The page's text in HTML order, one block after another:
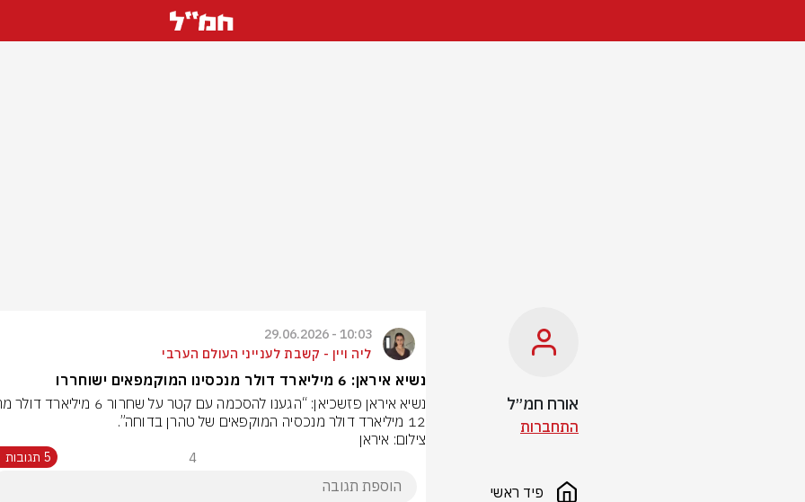
אורח חמ״ל
התחברות
פיד ראשי
10:03 - 29.06.2026
ליה ויין - קשבת לענייני העולם הערבי
נשיא איראן: 6 מיליארד דולר מנכסינו המוקמפאים ישוחררו
12 מיליארד דולר מנכסיה המוקפאים של טהרן בדוחה”.
צילום: איראן
4 5 תגובות